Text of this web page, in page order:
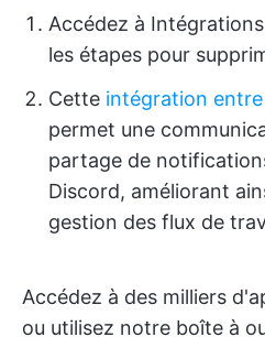
Accédez à
les étapes pour
Cette intégration
permet une
partage de
Discord, améliorant
gestion des flux de
Accédez à des milliers
ou utilisez notre boîte à